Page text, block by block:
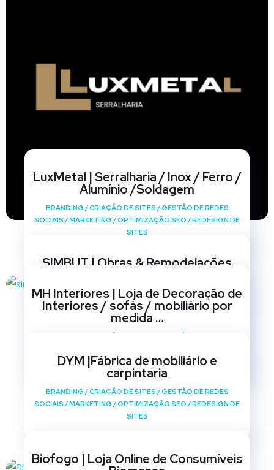
LuxMetal | Serralharia / Inox / Ferro /
Alumínio /Soldagem
BRANDING /CRIAÇÃO DE SITES /GESTÃO DE REDES
SOCIAIS /MARKETING /OPTIMIZAÇÃO SEO /REDESIGN DE
SITES
SIMBUT | Obras & Remodelações
SOCIAIS /MARKETING OPTIMIZAÇÃO SEO/ REDESIGN DE
SITES
MH Interiores | Loja de Decoração de
Interiores / sofás / mobiliário por
medida …
SITES
DYM |Fábrica de mobiliário e
carpintaria
BRANDING /CRIAÇÃO DE SITES /GESTÃO DE REDES
SOCIAIS /MARKETING /OPTIMIZAÇÃO SEO /REDESIGN DE
SITES
Biofogo | Loja Online de Consumíveis